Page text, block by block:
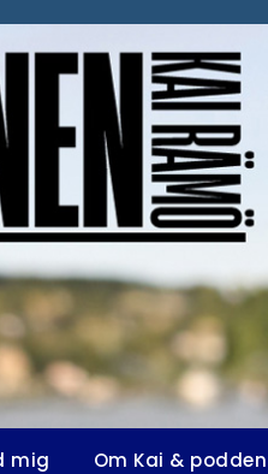
mig Om Kai & podden